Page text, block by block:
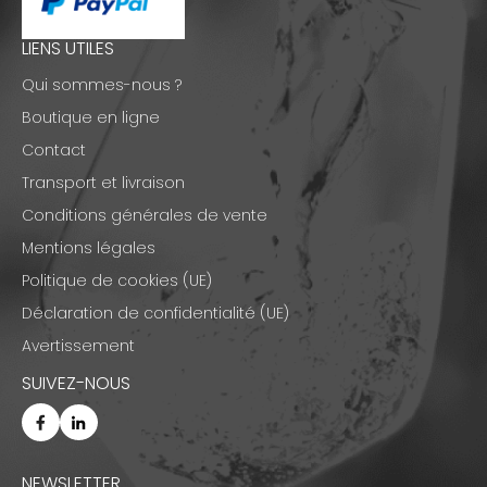
LIENS UTILES
Qui sommes-nous ?
Boutique en ligne
Contact
Transport et livraison
Conditions générales de vente
Mentions légales
Politique de cookies (UE)
Déclaration de confidentialité (UE)
Avertissement
SUIVEZ-NOUS